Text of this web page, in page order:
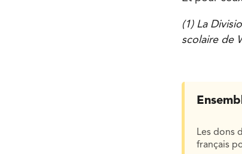
(1) La
scolaire de
Les dons
français